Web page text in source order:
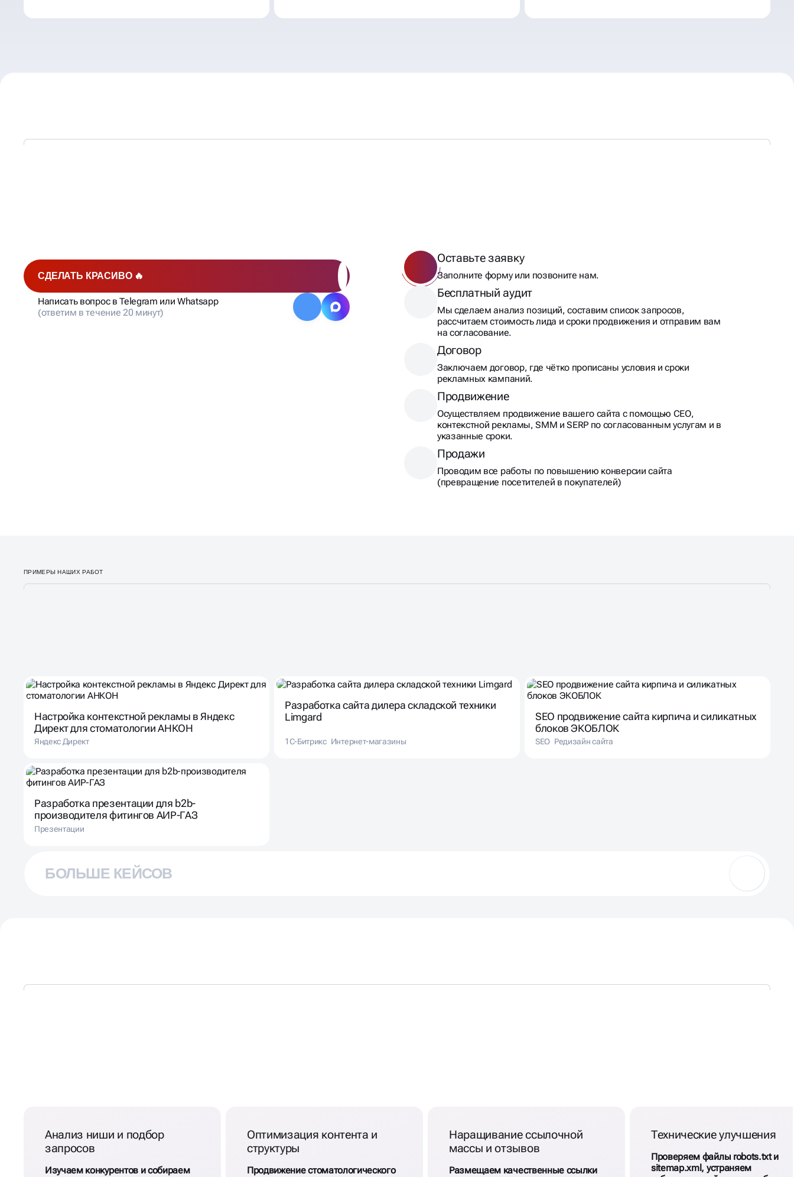
СДЕЛАТЬ КРАСИВО 🔥
Написать вопрос в Telegram или Whatsapp
(ответим в течение 20 минут)
Оставьте заявку
Заполните форму или позвоните нам.
Бесплатный аудит
Мы сделаем анализ позиций, составим список запросов,
рассчитаем стоимость лида и сроки продвижения и отправим вам
на согласование.
Договор
Заключаем договор, где чётко прописаны условия и сроки
рекламных кампаний.
Продвижение
Осуществляем продвижение вашего сайта с помощью СЕО,
контекстной рекламы, SMM и SERP по согласованным услугам и в
указанные сроки.
Продажи
Проводим все работы по повышению конверсии сайта
(превращение посетителей в покупателей)
ПРИМЕРЫ НАШИХ РАБОТ
Настройка контекстной рекламы в Яндекс
Директ для стоматологии АНКОН
Яндекс Директ
Разработка сайта дилера складской техники
Limgard
1С-Битрикс Интернет-магазины
SEO продвижение сайта кирпича и силикатных
блоков ЭКОБЛОК
SEO Редизайн сайта
Разработка презентации для b2b-
производителя фитингов АИР-ГАЗ
Презентации
БОЛЬШЕ КЕЙСОВ
Анализ ниши и подбор
запросов
Изучаем конкурентов и собираем
Оптимизация контента и
структуры
Продвижение стоматологического
Наращивание ссылочной
массы и отзывов
Размещаем качественные ссылки
Технические улучшения
Проверяем файлы robots.txt и
sitemap.xml, устраняем